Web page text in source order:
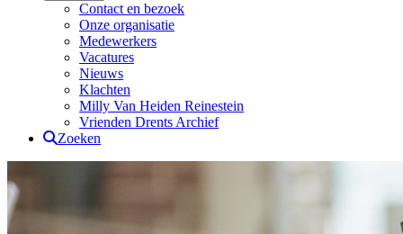
Contact en bezoek
Onze organisatie
Medewerkers
Vacatures
Nieuws
Klachten
Milly Van Heiden Reinestein
Vrienden Drents Archief
Zoeken
Drents Archief